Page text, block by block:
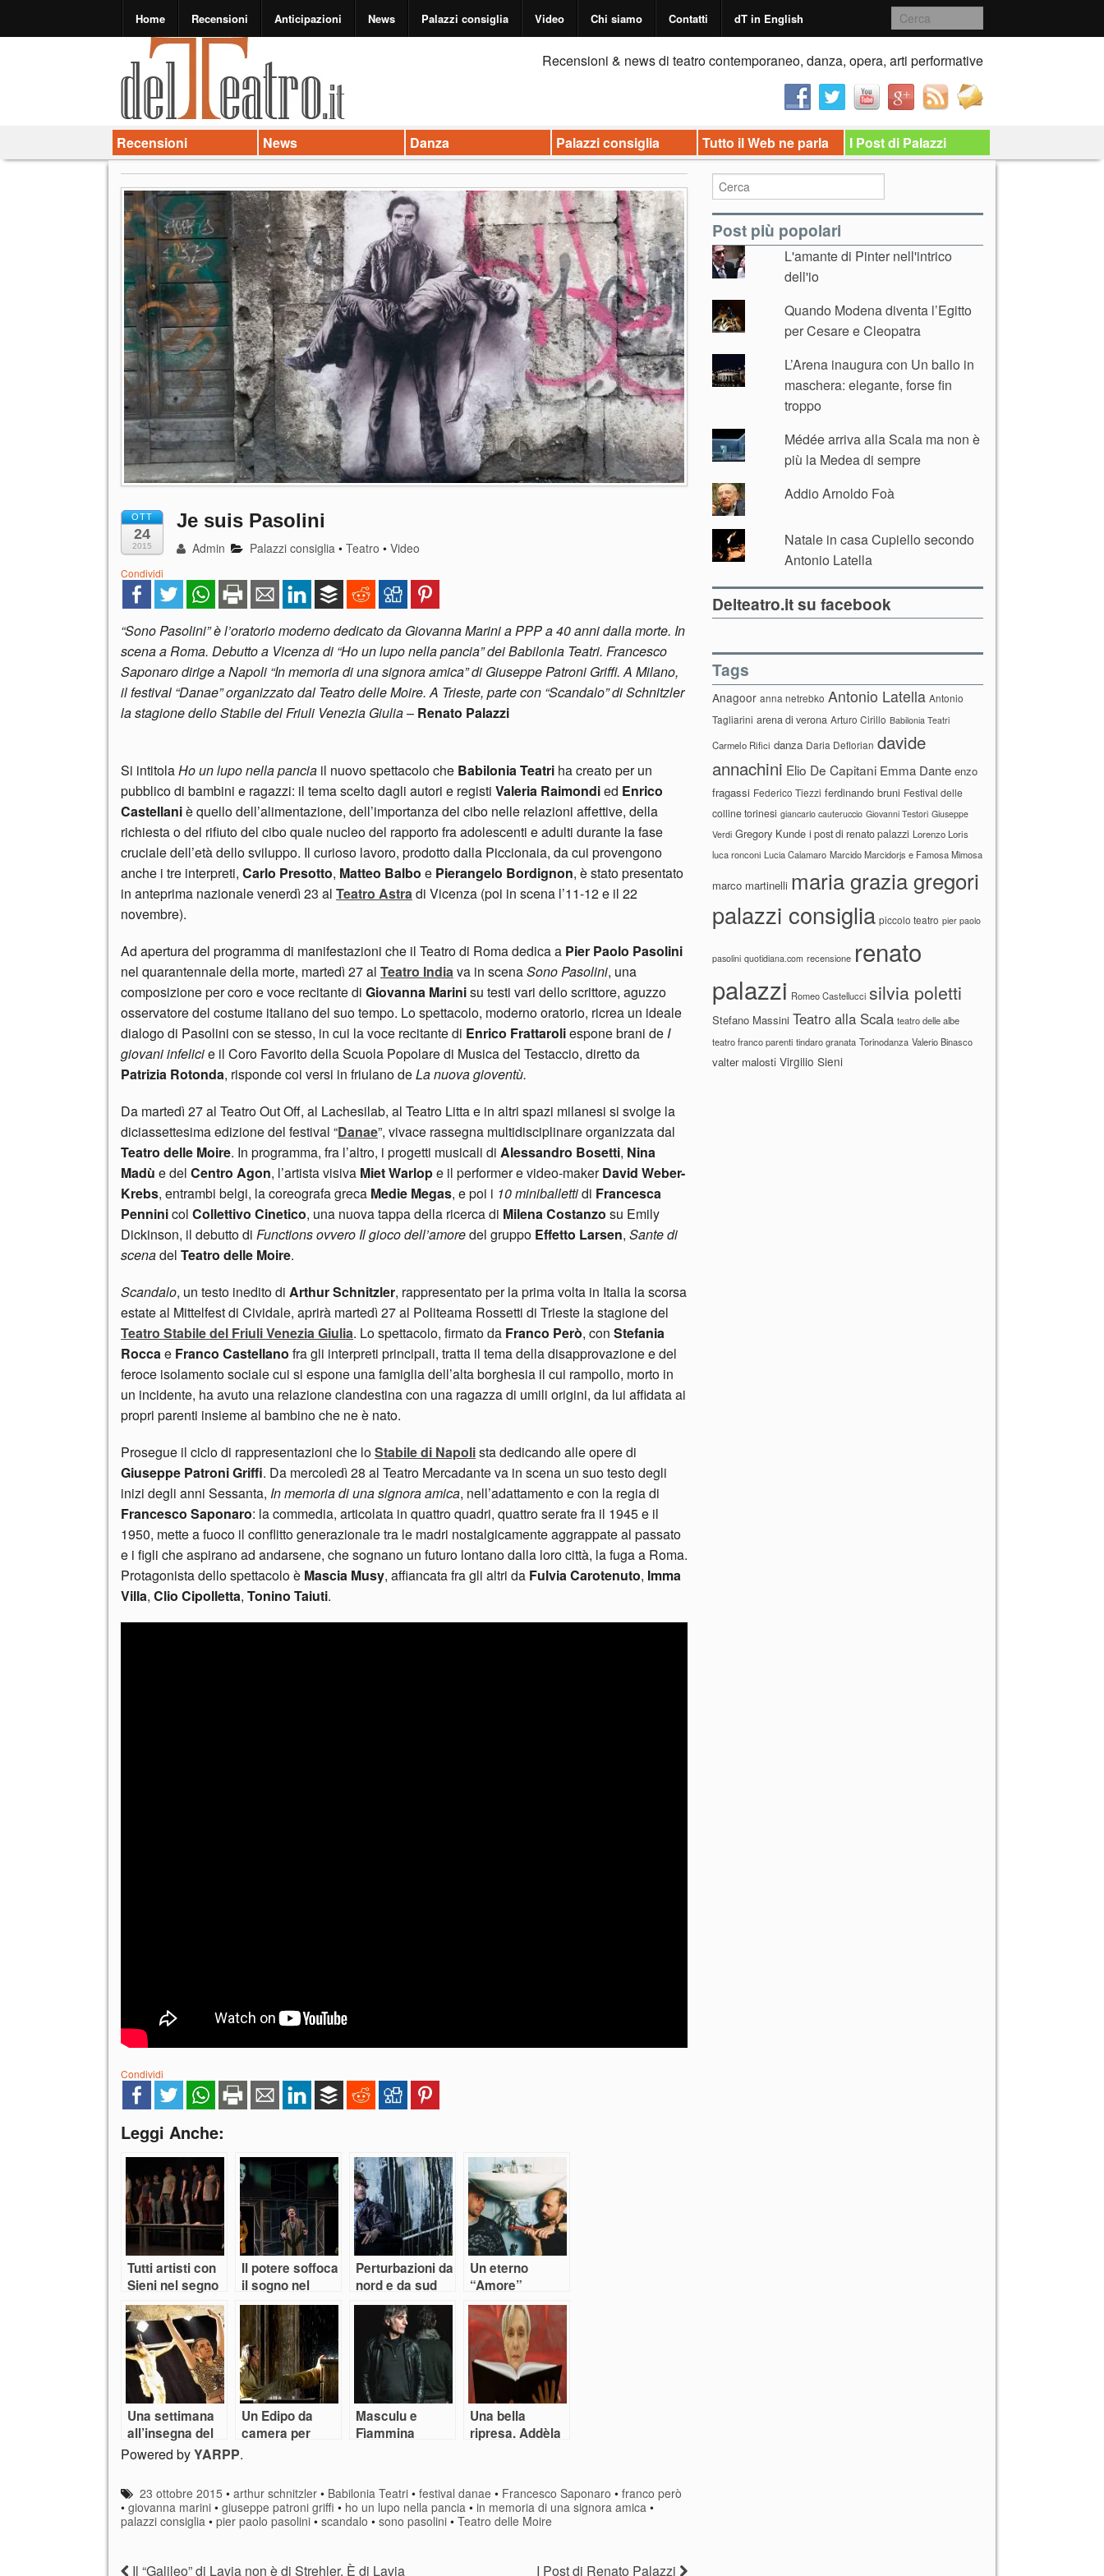
Home Recensioni Anticipazioni News Palazzi consiglia Video Chi siamo Contatti dT in English
Recensioni & news di teatro contemporaneo, danza, opera, arti performative
Recensioni News Danza Palazzi consiglia Tutto il Web ne parla I Post di Palazzi
OTT
24
2015
Je suis Pasolini
Admin Palazzi consiglia •Teatro •Video
Condividi
“Sono Pasolini” è l’oratorio moderno dedicato da Giovanna Marini a PPP a 40 anni dalla morte. In
scena a Roma. Debutto a Vicenza di “Ho un lupo nella pancia” dei Babilonia Teatri. Francesco
Saponaro dirige a Napoli “In memoria di una signora amica” di Giuseppe Patroni Griffi. A Milano,
il festival “Danae” organizzato dal Teatro delle Moire. A Trieste, parte con “Scandalo” di Schnitzler
la stagione dello Stabile del Friuli Venezia Giulia– Renato Palazzi
Si intitolaHo un lupo nella pancia il nuovo spettacolo che Babilonia Teatri ha creato per un
pubblico di bambini e ragazzi: il tema scelto dagli autori e registi Valeria Raimondied Enrico
Castellaniè quello dell’alimentazione, dell’importanza del cibo nelle relazioni affettive, della
richiesta o del rifiuto del cibo quale nucleo del rapporto fra adolescenti e adulti durante la fase
cruciale dell’età dello sviluppo. Il curioso lavoro, prodotto dalla Piccionaia, da cui provengono
anche i tre interpreti, Carlo Presotto, Matteo Balbo e Pierangelo Bordignon, è stato presentato
in anteprima nazionale venerdì 23 al Teatro Astra di Vicenza (poi in scena l’11-12 e il 22
novembre).
Ad apertura del programma di manifestazioni che il Teatro di Roma dedica a Pier Paolo Pasolini
nel quarantennale della morte, martedì 27 al Teatro India va in scenaSono Pasolini, una
composizione per coro e voce recitante di Giovanna Marinisu testi vari dello scrittore, aguzzo
osservatore del costume italiano del suo tempo. Lo spettacolo, moderno oratorio, ricrea un ideale
dialogo di Pasolini con se stesso, in cui la voce recitante di Enrico Frattaroliespone brani de I
giovani infelicie il Coro Favorito della Scuola Popolare di Musica del Testaccio, diretto da
Patrizia Rotonda, risponde coi versi in friulano deLa nuova gioventù.
Da martedì 27 al Teatro Out Off, al Lachesilab, al Teatro Litta e in altri spazi milanesi si svolge la
diciassettesima edizione del festival “Danae”, vivace rassegna multidisciplinare organizzata dal
Teatro delle Moire. In programma, fra l’altro, i progetti musicali di Alessandro Bosetti, Nina
Madù e del Centro Agon, l’artista visiva Miet Warlope il performer e video-makerDavid Weber-
Krebs, entrambi belgi, la coreografa greca Medie Megas, e poi i 10 miniballettidi Francesca
Penninicol Collettivo Cinetico, una nuova tappa della ricerca di Milena Costanzo su Emily
Dickinson, il debutto di Functions ovvero Il gioco dell’amoredel gruppo Effetto Larsen, Sante di
scenadel Teatro delle Moire.
Scandalo, un testo inedito di Arthur Schnitzler, rappresentato per la prima volta in Italia la scorsa
estate al Mittelfest di Cividale, aprirà martedì 27 al Politeama Rossetti di Trieste la stagione del
Teatro Stabile del Friuli Venezia Giulia. Lo spettacolo, firmato da Franco Però, con Stefania
Rocca e Franco Castellano fra gli interpreti principali, tratta il tema della disapprovazione e del
feroce isolamento sociale cui si espone una famiglia dell’alta borghesia il cui rampollo, morto in
un incidente, ha avuto una relazione clandestina con una ragazza di umili origini, da lui affidata ai
propri parenti insieme al bambino che ne è nato.
Prosegue il ciclo di rappresentazioni che loStabile di Napolista dedicando alle opere di
Giuseppe Patroni Griffi. Da mercoledì 28 al Teatro Mercadante va in scena un suo testo degli
inizi degli anni Sessanta, In memoria di una signora amica, nell’adattamento e con la regia di
Francesco Saponaro: la commedia, articolata in quattro quadri, quattro serate fra il 1945 e il
1950, mette a fuoco il conflitto generazionale tra le madri nostalgicamente aggrappate al passato
e i figli che aspirano ad andarsene, che sognano un futuro lontano dalla loro città, la fuga a Roma.
Protagonista dello spettacolo è Mascia Musy, affiancata fra gli altri da Fulvia Carotenuto, Imma
Villa, Clio Cipolletta, Tonino Taiuti.
Condividi
Leggi Anche:
Tutti artisti con
Sieni nel segno
di Pasolini
Il potere soffoca
il sogno nel
Calderon senza
speranza di
Pasolini
Perturbazioni da
nord e da sud
nell’estate dei
festival
Un eterno
“Amore”
Una settimana
all’insegna del
“tanta roba”
Un Edipo da
camera per
Masculu e
Fìammina
Una bella
ripresa. Addèla
Powered byYARPP.
23 ottobre 2015 •arthur schnitzler • Babilonia Teatri •festival danae • Francesco Saponaro •franco però
• giovanna marini • giuseppe patroni griffi • ho un lupo nella pancia • in memoria di una signora amica •
palazzi consiglia • pier paolo pasolini • scandalo • sono pasolini • Teatro delle Moire
Il “Galileo” di Lavia non è di Strehler. È di Lavia I Post di Renato Palazzi
Post più popolari
L'amante di Pinter nell'intrico
dell'io
Quando Modena diventa l’Egitto
per Cesare e Cleopatra
L’Arena inaugura con Un ballo in
maschera: elegante, forse fin
troppo
Médée arriva alla Scala ma non è
più la Medea di sempre
Addio Arnoldo Foà
Natale in casa Cupiello secondo
Antonio Latella
Delteatro.it su facebook
Tags
Anagoor anna netrebko Antonio Latella Antonio
Tagliarini arena di verona Arturo Cirillo Babilonia Teatri
Carmelo Rifici danza Daria Deflorian davide
annachini Elio De Capitani Emma Dante enzo
fragassi Federico Tiezzi ferdinando bruni Festival delle
colline torinesi giancarlo cauteruccio Giovanni Testori Giuseppe
Verdi Gregory Kunde i post di renato palazzi Lorenzo Loris
luca ronconi Lucia Calamaro Marcido Marcidorjs e Famosa Mimosa
marco martinelli maria grazia gregori
palazzi consiglia piccolo teatro pier paolo
pasolini quotidiana.com recensione renato
palazzi Romeo Castellucci silvia poletti
Stefano Massini Teatro alla Scala teatro delle albe
teatro franco parenti tindaro granata Torinodanza Valerio Binasco
valter malosti Virgilio Sieni